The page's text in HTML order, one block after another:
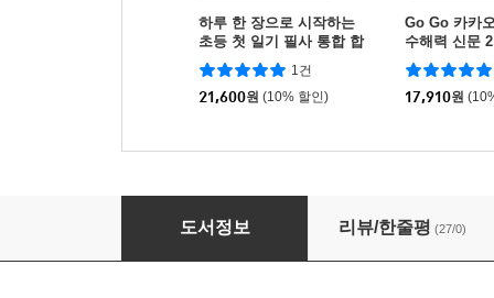
하루 한 장으로 시작하는
초등 첫 일기 필사 통합 합
본판
1건
21,600원 (10% 할인)
Go Go 카카
수해력 신문 2
17,910원
청소년을 위한 어린 왕자 필사책
도서정보 리뷰/한줄평 (27/0)